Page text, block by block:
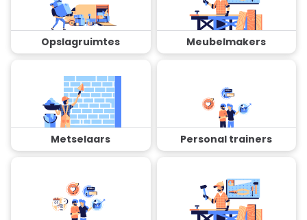
Opslagruimtes Meubelmakers
Metselaars Personal trainers